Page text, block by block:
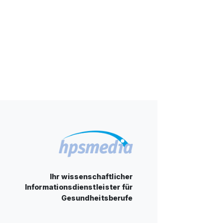
Ihr wissenschaftlicher
Informationsdienstleister für
Gesundheitsberufe